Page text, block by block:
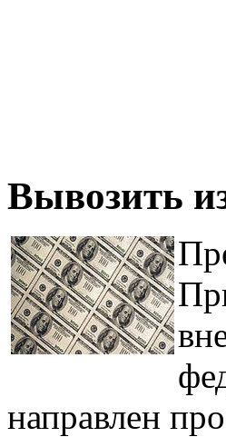
Вывозить
направлен